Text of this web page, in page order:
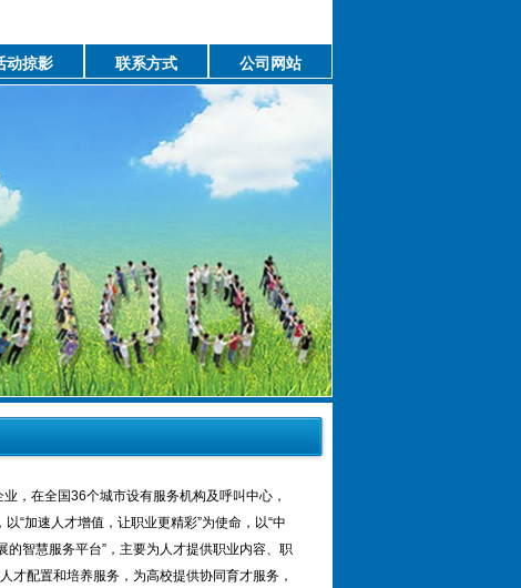
动掠影 联系方式 公司网站
，在全国36个城市设有服务机构及呼叫中心，
“加速人才增值，让职业更精彩”为使命，以“中
的智慧服务平台”，主要为人才提供职业内容、职
才配置和培养服务，为高校提供协同育才服务，